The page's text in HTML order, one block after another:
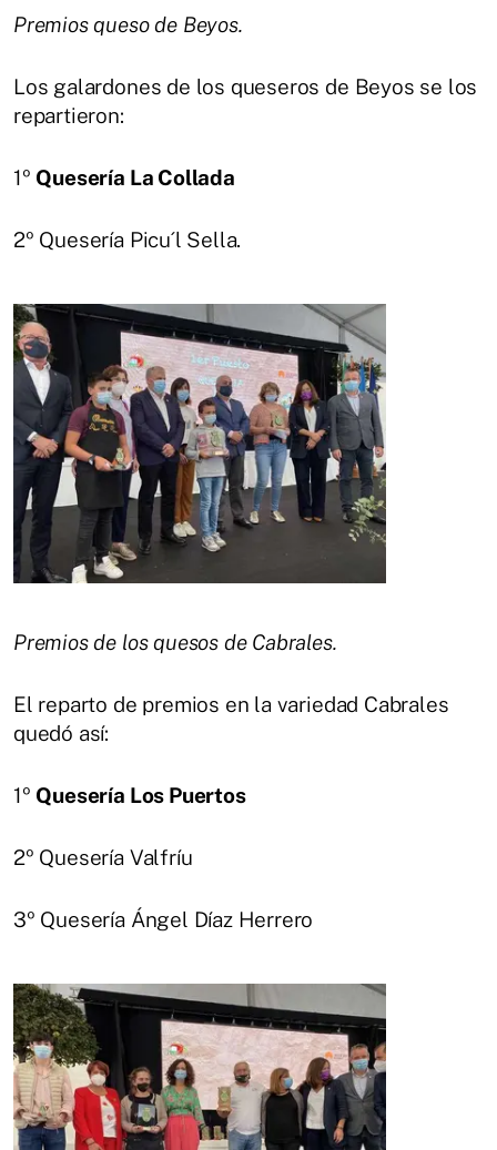
Premios queso de Beyos.
Los galardones de los queseros de Beyos se los
repartieron:
1º Quesería La Collada
2º Quesería Picu´l Sella.
Premios de los quesos de Cabrales.
El reparto de premios en la variedad Cabrales
quedó así:
1º Quesería Los Puertos
2º Quesería Valfríu
3º Quesería Ángel Díaz Herrero